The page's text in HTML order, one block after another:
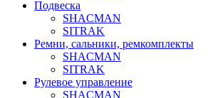
Подвеска
SHACMAN
SITRAK
Ремни, сальники, ремкомплекты
SHACMAN
SITRAK
Рулевое управление
SHACMAN